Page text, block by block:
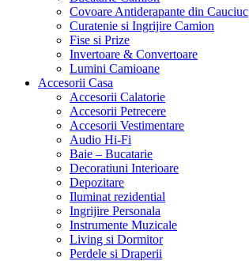
Covoare Antiderapante din Cauciuc
Curatenie si Ingrijire Camion
Fise si Prize
Invertoare & Convertoare
Lumini Camioane
Accesorii Casa
Accesorii Calatorie
Accesorii Petrecere
Accesorii Vestimentare
Audio Hi-Fi
Baie – Bucatarie
Decoratiuni Interioare
Depozitare
Iluminat rezidential
Ingrijire Personala
Instrumente Muzicale
Living si Dormitor
Perdele si Draperii